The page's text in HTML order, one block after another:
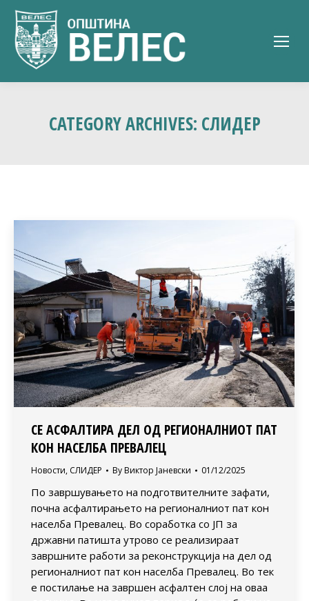
CATEGORY ARCHIVES: СЛИДЕР
СЕ АСФАЛТИРА ДЕЛ ОД РЕГИОНАЛНИОТ ПАТ
КОН НАСЕЛБА ПРЕВАЛЕЦ
Новости, СЛИДЕР By Виктор Јаневски 01/12/2025
По завршувањето на подготвителните зафати,
почна асфалтирањето на регионалниот пат кон
населба Превалец. Во соработка со ЈП за
државни патишта утрово се реализираат
завршните работи за реконструкција на дел од
регионалниот пат кон населба Превалец. Во тек
е постилање на завршен асфалтен слој на оваа